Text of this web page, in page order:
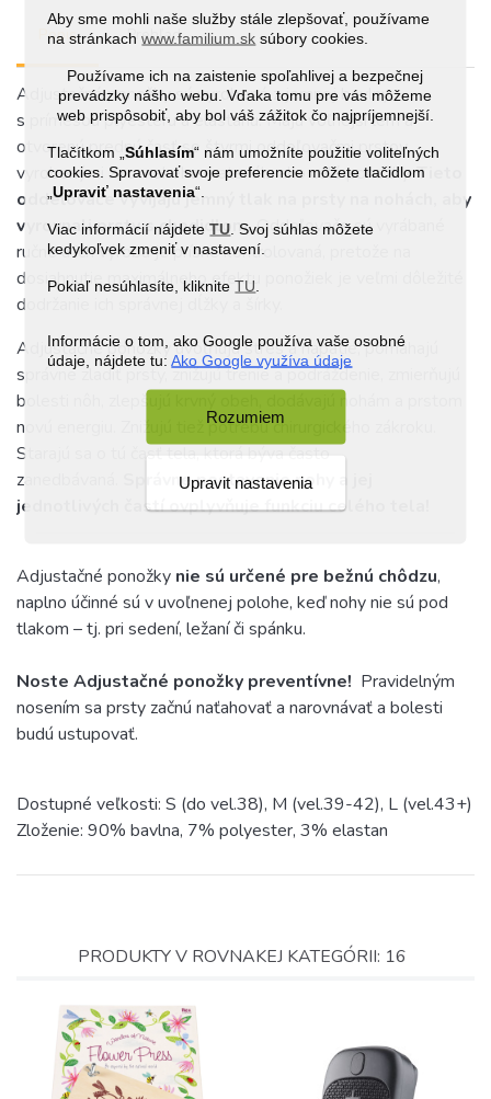
Aby sme mohli naše služby stále zlepšovať, používame
na stránkachwww.familium.sk súbory cookies.
Používame ich na zaistenie spoľahlivej a bezpečnej
prevádzky nášho webu. Vďaka tomu pre vás môžeme
web prispôsobiť, aby bol váš zážitok čo najpríjemnejší.
Tlačítkom „Súhlasím“ nám umožníte použitie voliteľných
cookies. Spravovať svoje preferencie môžete tlačidlom
„Upraviť nastavenia“.
Viac informácií nájdete TU . Svoj súhlas môžete
kedykoľvek zmeniť v nastavení.
Pokiaľ nesúhlasíte, klikniteTU
Informácie o tom, ako Google používa vaše osobné
údaje, nájdete tu:Ako Google využíva údaje
Rozumiem
Upravit nastavenia
Popis Prehľad
Adjustačné ponožky sú vyrobené z jemnej bavlny
s prímesou plyesteru a elastanu. Majú voľnejší lem a
otvorenú prednú časť so štyrmi oddeľovačmi prstov
vyrobenými z rovnakého materiálu ako celé ponožky.Tieto
oddeľovače vyvíjajú jemný tlak na prsty na nohách, aby
vyrovnali prsty s chodidlom.Oddeľovače sú vyrábané
ručne a ich výroba je prísne kontrolovaná, pretože na
dosiahnutie maximálneho efektu ponožiek je veľmi dôležité
dodržanie ich správnej dĺžky a šírky.
Adjustačné ponožkyuvoľňujústres a napätie, pomáhajú
správne zladiť
prsty, znižujú trenie a podráždenie, zmierňujú
bolesti nôh, zlepšujú krvný obeh, dodávajú nohám a prstom
novú energiu. Znižujú tiež potrebu chirurgického zákroku.
Starajú sa o tú časť tela, ktorá býva často
zanedbávaná.
Správne postavenie nohy a jej
jednotlivých častí ovplyvňuje funkciu celého tela!
Adjustačné ponožky nie sú určené pre bežnú chôdzu,
naplno účinné sú vuvoľnenej polohe, keď nohy nie sú pod
tlakom – tj. pri sedení, ležaní či spánku.
Noste Adjustačné ponožky preventívne! Pravidelným
nosením sa prsty začnú naťahovaťa narovnávať a bolesti
budú ustupovať.
Dostupné veľkosti: S (do vel.38), M (vel.39-42), L (vel.43+)
Zloženie: 90% bavlna, 7% polyester, 3% elastan
PRODUKTY V ROVNAKEJ KATEGÓRII: 16